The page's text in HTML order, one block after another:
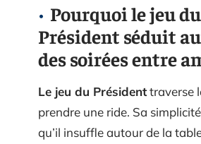
Pourquoi le jeu du
Président séduit
des soirées entre
Le jeu du Présidenttraverse
prendre une ride. Sa
qu’il insuffle autour de la